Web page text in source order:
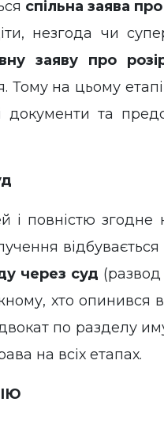
спільна заява
незгода чи
заяву про
Тому на цьому
документи та
і повністю згодне
через суд (развод
хто опинився в
по разделу
на всіх етапах.